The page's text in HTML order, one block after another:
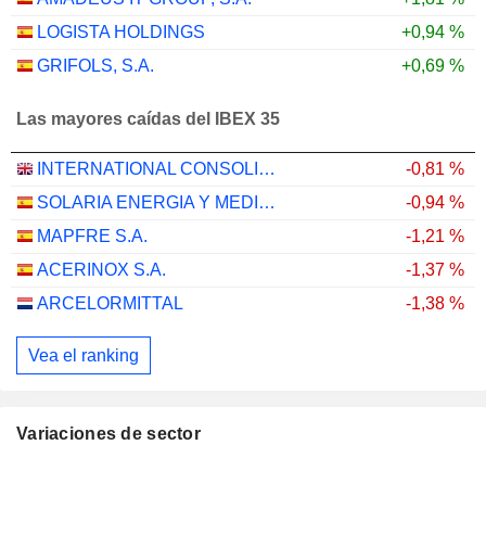
LOGISTA HOLDINGS
+0,94 %
GRIFOLS, S.A.
+0,69 %
Las mayores caídas del IBEX 35
INTERNATIONAL CONSOLIDATED AIRLINES GROUP, S.A.
-0,81 %
SOLARIA ENERGIA Y MEDIO AMBIENTE, S.A.
-0,94 %
MAPFRE S.A.
-1,21 %
ACERINOX S.A.
-1,37 %
ARCELORMITTAL
-1,38 %
Vea el ranking
Variaciones de sector